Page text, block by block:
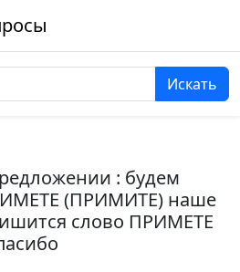
Искать
: будем
(ПРИМИТЕ) наше
слово ПРИМЕТЕ